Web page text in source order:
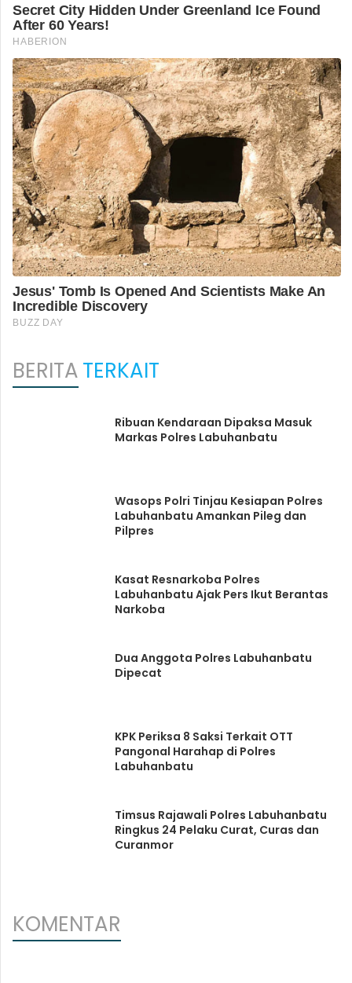
BERITATERKAIT
Ribuan Kendaraan Dipaksa Masuk
Markas Polres Labuhanbatu
Wasops Polri Tinjau Kesiapan Polres
Labuhanbatu Amankan Pileg dan
Pilpres
Kasat Resnarkoba Polres
Labuhanbatu Ajak Pers Ikut Berantas
Narkoba
Dua Anggota Polres Labuhanbatu
Dipecat
KPK Periksa 8 Saksi Terkait OTT
Pangonal Harahap di Polres
Labuhanbatu
Timsus Rajawali Polres Labuhanbatu
Ringkus 24 Pelaku Curat, Curas dan
Curanmor
KOMENTAR